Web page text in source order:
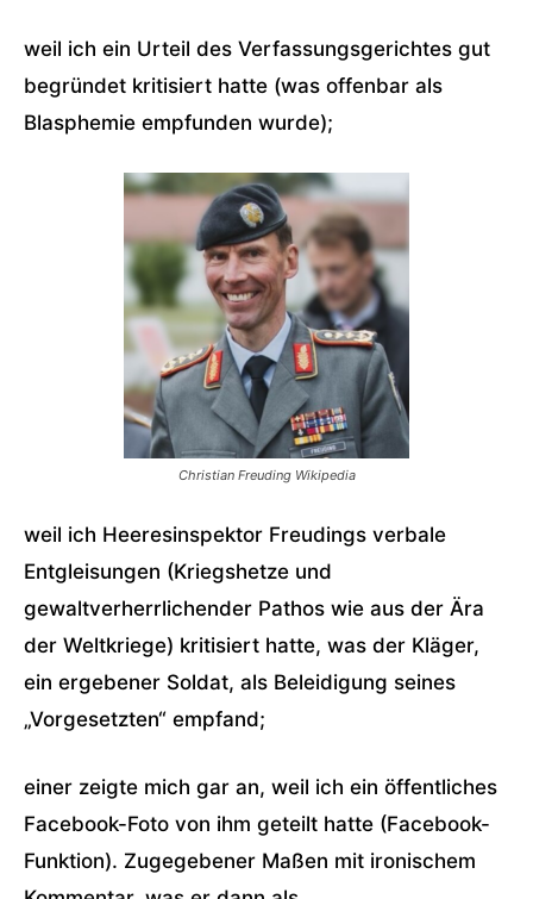
weil ich ein Urteil des Verfassungsgerichtes gut
begründet kritisiert hatte (was offenbar als
Blasphemie empfunden wurde);
Christian Freuding Wikipedia
weil ich Heeresinspektor Freudings verbale
Entgleisungen (Kriegshetze und
gewaltverherrlichender Pathos wie aus der Ära
der Weltkriege) kritisiert hatte, was der Kläger,
ein ergebener Soldat, als Beleidigung seines
„Vorgesetzten“ empfand;
einer zeigte mich gar an, weil ich ein öffentliches
Facebook-Foto von ihm geteilt hatte (Facebook-
Funktion). Zugegebener Maßen mit ironischem